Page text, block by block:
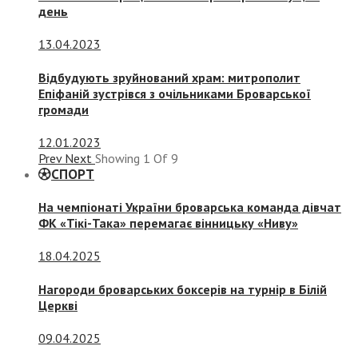
день
13.04.2023
Відбудують зруйнований храм: митрополит
Епіфаній зустрівся з очільниками Броварської
громади
12.01.2023
Prev Next Showing 1 Of 9
СПОРТ
На чемпіонаті України броварська команда дівчат
ФК «Тікі-Така» перемагає вінницьку «Ниву»
18.04.2025
Нагороди броварських боксерів на турнір в Білій
Церкві
09.04.2025